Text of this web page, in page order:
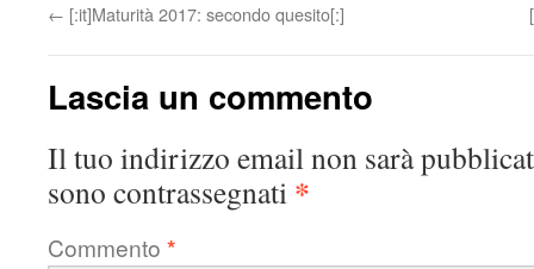
← [:it]Maturità 2017: secondo quesito[:]
Lascia un commento
Il tuo indirizzo email non sarà
sono contrassegnati *
Commento *